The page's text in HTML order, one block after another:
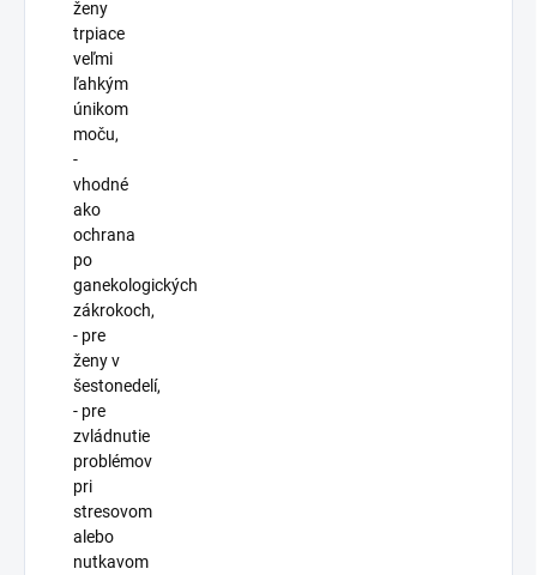
ženy
trpiace
veľmi
ľahkým
únikom
moču,
-
vhodné
ako
ochrana
po
ganekologických
zákrokoch,
- pre
ženy v
šestonedelí,
- pre
zvládnutie
problémov
pri
stresovom
alebo
nutkavom